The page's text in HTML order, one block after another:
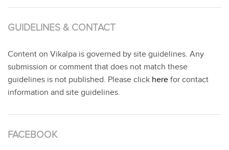
GUIDELINES & CONTACT
Content on Vikalpa is governed by site guidelines. Any
submission or comment that does not match these
guidelines is not published. Please click here for contact
information and site guidelines.
FACEBOOK